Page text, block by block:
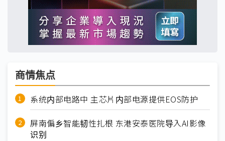
商情焦点
系统内部电路中 主芯片内部电源提供EOS防护
屏南偏乡智能韧性扎根 东港安泰医院导入AI影像
识别